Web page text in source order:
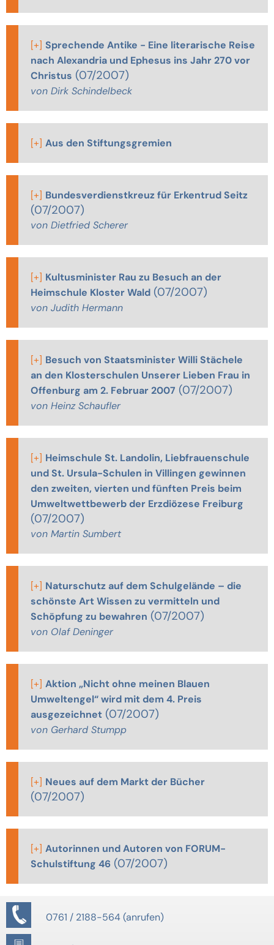
[+] Sprechende Antike - Eine literarische Reise
nach Alexandria und Ephesus ins Jahr 270 vor
Christus (07/2007)
von Dirk Schindelbeck
[+] Aus den Stiftungsgremien
[+] Bundesverdienstkreuz für Erkentrud Seitz
(07/2007)
von Dietfried Scherer
[+] Kultusminister Rau zu Besuch an der
Heimschule Kloster Wald (07/2007)
von Judith Hermann
[+] Besuch von Staatsminister Willi Stächele
an den Klosterschulen Unserer Lieben Frau in
Offenburg am 2. Februar 2007 (07/2007)
von Heinz Schaufler
[+] Heimschule St. Landolin, Liebfrauenschule
und St. Ursula-Schulen in Villingen gewinnen
den zweiten, vierten und fünften Preis beim
Umweltwettbewerb der Erzdiözese Freiburg
(07/2007)
von Martin Sumbert
[+] Naturschutz auf dem Schulgelände – die
schönste Art Wissen zu vermitteln und
Schöpfung zu bewahren (07/2007)
von Olaf Deninger
[+] Aktion „Nicht ohne meinen Blauen
Umweltengel“ wird mit dem 4. Preis
ausgezeichnet (07/2007)
von Gerhard Stumpp
[+] Neues auf dem Markt der Bücher
(07/2007)
[+] Autorinnen und Autoren von FORUM-
Schulstiftung 46 (07/2007)
0761 / 2188-564